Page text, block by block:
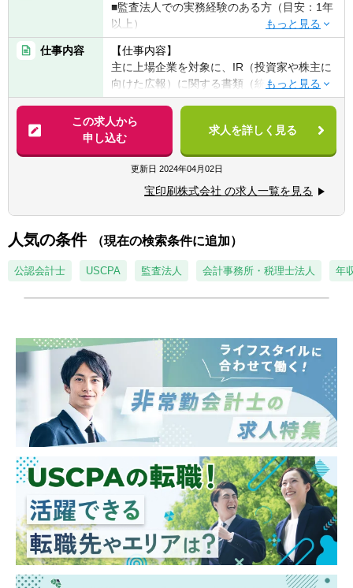
■監査法人での実務経験のある方（目安：1年
以上）
※公認会計士資格の有無は不問です
【歓迎要件】
■公認会計士有資格者・試験合格者
■IRに関する業務に携わっていた方
■英語力を活かして業務を行う事にご興味の
ある方
※翻訳の部門はありますが、海外のクライア
ントも増えているため携わって頂ける機会は
ございます
が、勤務開始1年後に正社員転換予定です
※勤務の間は株の取引はできません
仕事内容
【仕事内容】
主に上場企業を対象に、IR（投資家や株主に
向けた広報）に関する書類（統合報告書や株
主通信）の作成から編集、納品までの進行管
理、企画や提案などトータルで行う仕事で
す。
■開示書類の作成支援およびIFRSに基づくコ
ンサルティング
・上場会社等の金融商品取引法上
ー有価証券報告書、四半期報告書、決算短
信、臨時報告書 など
・会社法上
ー株主総会招集通知、決議通知、総会運営
・証券取引所規則上
クロージャー誌、ジャパニーズ・インベスタ
※上記のほかに国内外のディスクロージャー
の事例や動きを情報収集や、クライアントの
ディスクロージング業務の請負も行っていま
す。
※将来のキャリアとしては、経営企画部門や
経理部門など多岐にわたります。
この求人から
申し込む
求人を詳しく見る
更新日 2024年04月02日
宝印刷株式会社 の求人一覧を見る
人気の条件 （現在の検索条件に追加）
公認会計士 USCPA 監査法人 会計事務所・税理士法人 年